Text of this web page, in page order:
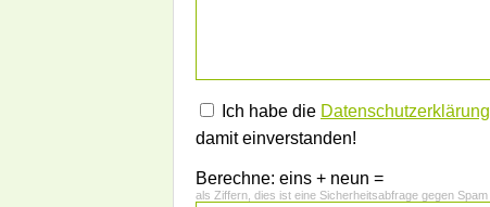
Ich habe die Datenschutzerklärung
damit einverstanden!
Berechne: eins + neun =
als Ziffern, dies ist eine Sicherheitsabfrage gegen Spam